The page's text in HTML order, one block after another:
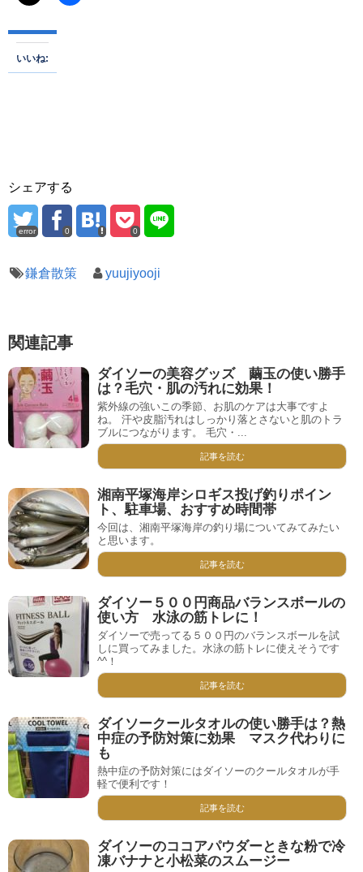
いいね:
シェアする
error 0 0
鎌倉散策 yuujiyooji
関連記事
ダイソーの美容グッズ 繭玉の使い勝手
は？毛穴・肌の汚れに効果！
紫外線の強いこの季節、お肌のケアは大事ですよ
ね。 汗や皮脂汚れはしっかり落とさないと肌のトラ
ブルにつながります。 毛穴・...
記事を読む
湘南平塚海岸シロギス投げ釣りポイン
ト、駐車場、おすすめ時間帯
今回は、湘南平塚海岸の釣り場についてみてみたい
と思います。
記事を読む
ダイソー５００円商品バランスボールの
使い方 水泳の筋トレに！
ダイソーで売ってる５００円のバランスボールを試
しに買ってみました。水泳の筋トレに使えそうです
^^！
記事を読む
ダイソークールタオルの使い勝手は？熱
中症の予防対策に効果 マスク代わりに
も
熱中症の予防対策にはダイソーのクールタオルが手
軽で便利です！
記事を読む
ダイソーのココアパウダーときな粉で冷
凍バナナと小松菜のスムージー